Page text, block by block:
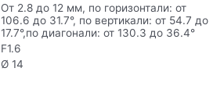
От 2.8 до 12 мм, по горизонтали: от
106.6 до 31.7°, по вертикали: от 54.7 до
17.7°,по диагонали: от 130.3 до 36.4°
F1.6
Ø 14